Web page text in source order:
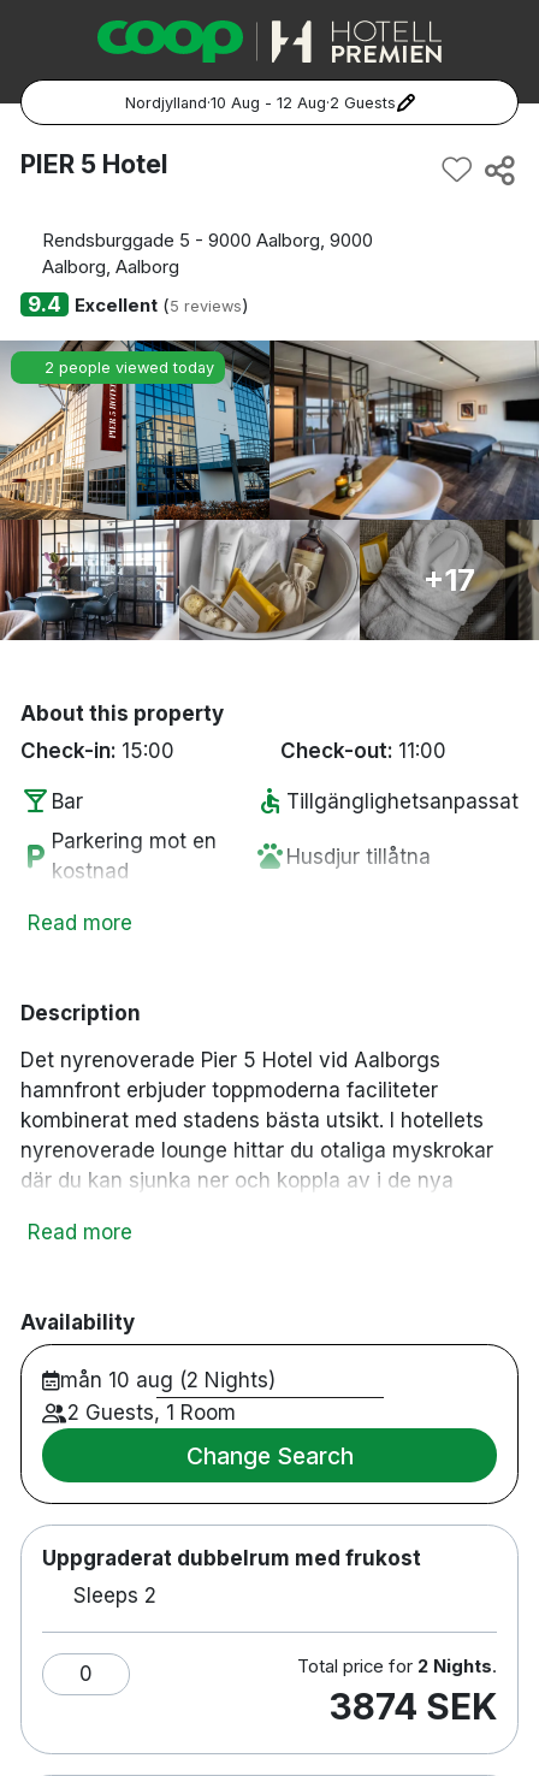
Nordjylland·10 Aug - 12 Aug·2 Guests
Popular Destinations:
Stockholm
Göteborg
Malmö
Hela Norge
Oslo
Bergen
Hela Danmark
PIER 5 Hotel
Rendsburggade 5 - 9000 Aalborg, 9000
Aalborg, Aalborg
9.4 Excellent(5 reviews)
2 people viewed today
+17
About this property
Check-in: 15:00 Check-out: 11:00
local_bar Bar accessible Tillgänglighetsanpassat
local_parking Parkering mot en
kostnad
pets Husdjur tillåtna
fitness_center Gym
tv Smart-TV
Read more
Description
Det nyrenoverade Pier 5 Hotel vid Aalborgs
hamnfront erbjuder toppmoderna faciliteter
kombinerat med stadens bästa utsikt. I hotellets
nyrenoverade lounge hittar du otaliga myskrokar
där du kan sjunka ner och koppla av i de nya
kopp kaffe från vår kaffebar – eller en sensuell
alla en sak gemensamt: toppmoderna och
nyrenoverade faciliteter. I alla rum finns
mörkläggningsgardiner av hög kvalitet, 50 tums
TV med Chromecast, skrivbord och stol, gratis Wi-
Fi, eget badrum med hårtork och ekologiska
badprodukter från Meraki.
154 rum
Fast in- och utcheckning
Handikappvänlig
Betalad parkering
per vistelse
Read more
Availability
mån 10 aug (2 Nights)
2 Guests, 1 Room
Change Search
Uppgraderat dubbelrum med frukost
Sleeps 2
0 Total price for 2 Nights.
3874 SEK